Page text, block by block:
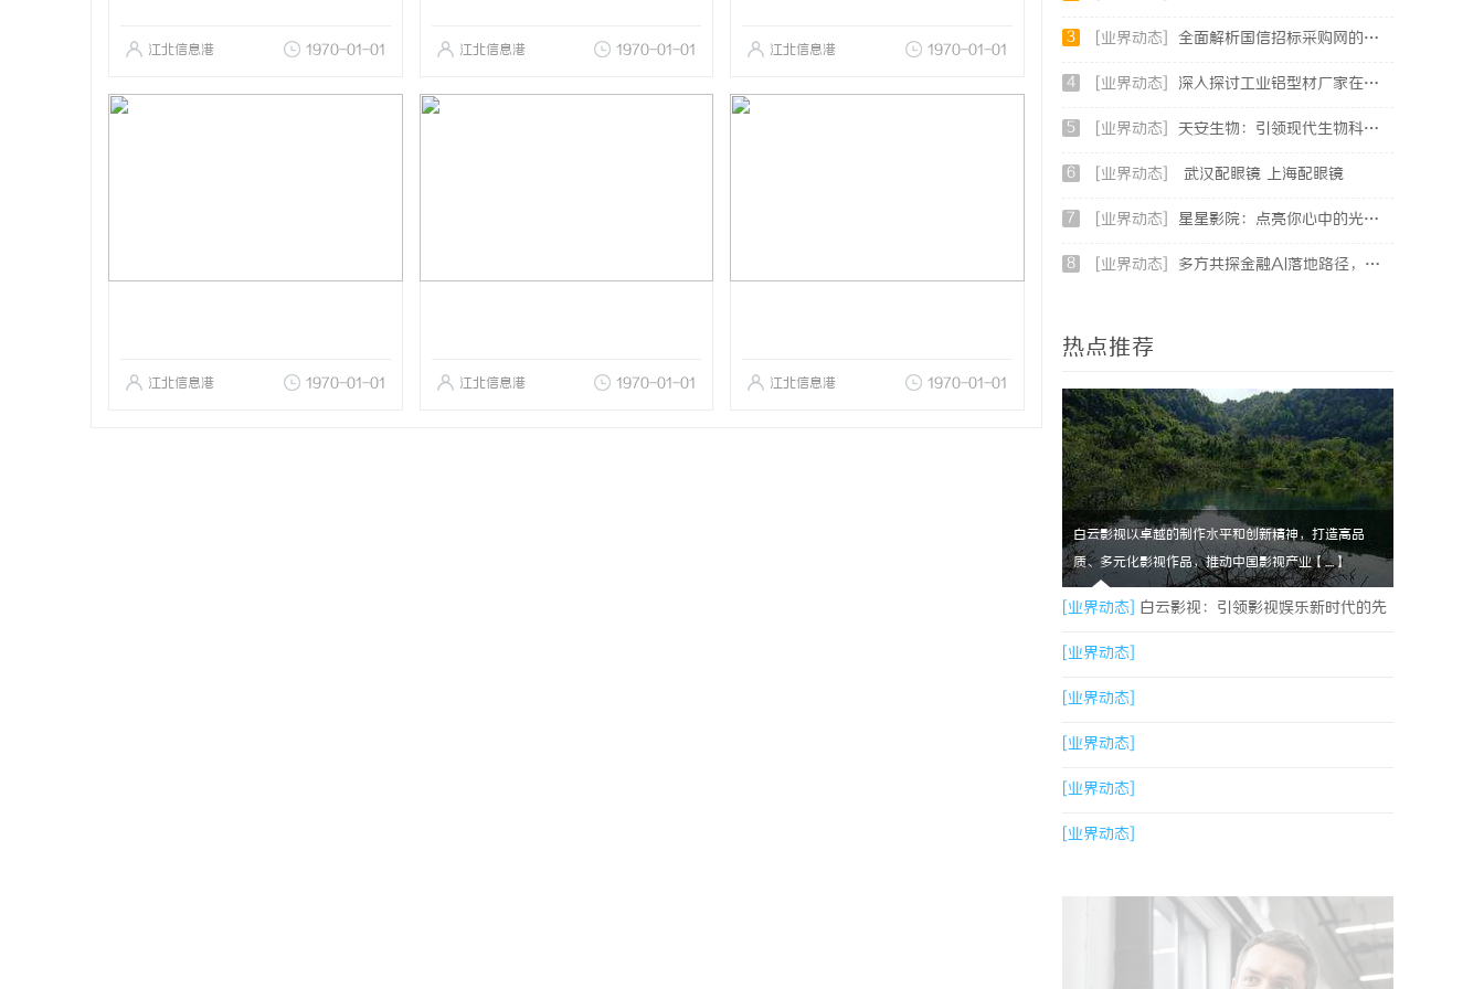
江北信息港 1970-01-01 江北信息港 1970-01-01 江北信息港 1970-01-01
江北信息港 1970-01-01 江北信息港 1970-01-01 江北信息港 1970-01-01
3 [业界动态] 全面解析国信招标采购网的功能与优势，助力企业高效招标采购
4 [业界动态] 深入探讨工业铝型材厂家在现代制造业中的重要角色与发展趋势
5 [业界动态] 天安生物：引领现代生物科技创新发展的先锋企业
6 [业界动态] 武汉配眼镜 上海配眼镜
7 [业界动态] 星星影院：点亮你心中的光影世界，畅享极致观影体验
8 [业界动态] 多方共探金融AI落地路径，天创信用星图AI助力产业金融智能升级
热点推荐
白云影视以卓越的制作水平和创新精神，打造高品
质、多元化影视作品，推动中国影视产业【....】
[业界动态] 白云影视：引领影视娱乐新时代的先
锋力量
[业界动态]
[业界动态]
[业界动态]
[业界动态]
[业界动态]